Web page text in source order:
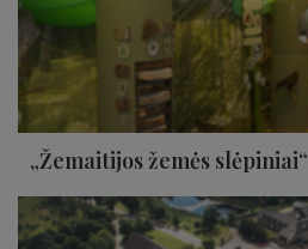
„Žemaitijos žemės slėpiniai“